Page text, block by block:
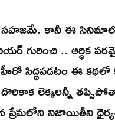
సహజమే. కానీ ఈ
గురించి .. ఆర్ధిక
ఈ కథలో
దొరికాక లెక్కలన్నీ
ప్రేమలోని నిజాయితీని